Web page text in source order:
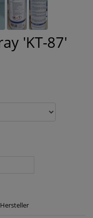
'KT-87'
Hersteller